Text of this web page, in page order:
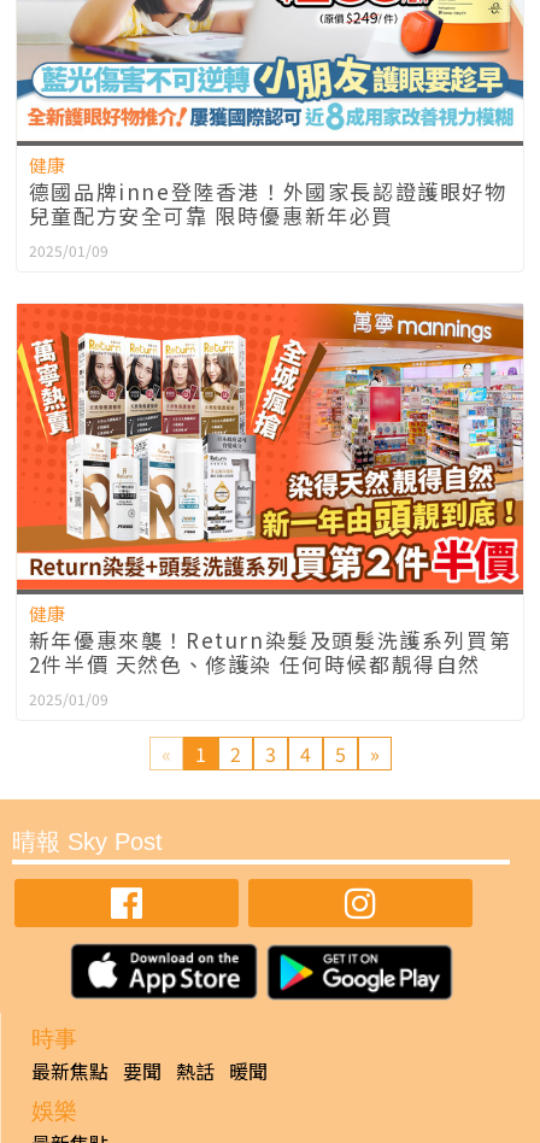
健康
德國品牌inne登陸香港！外國家長認證護眼好物
兒童配方安全可靠 限時優惠新年必買
2025/01/09
健康
新年優惠來襲！Return染髮及頭髮洗護系列買第
2件半價 天然色、修護染 任何時候都靚得自然
2025/01/09
« 1 2 3 4 5 »
晴報 Sky Post
時事
最新焦點 要聞 熱話 暖聞
娛樂